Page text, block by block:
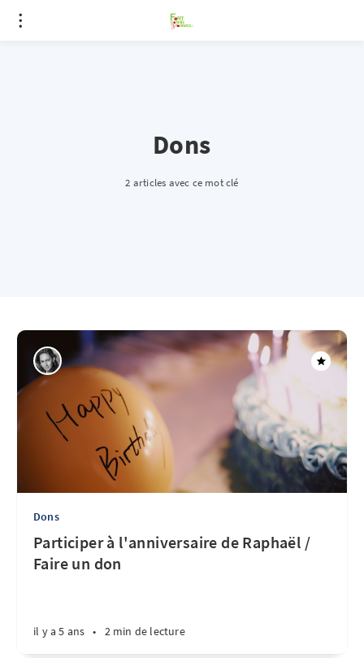
Dons
2 articles avec ce mot clé
Dons
Participer à l'anniversaire de Raphaël /
Faire un don
il y a 5 ans • 2 min de lecture